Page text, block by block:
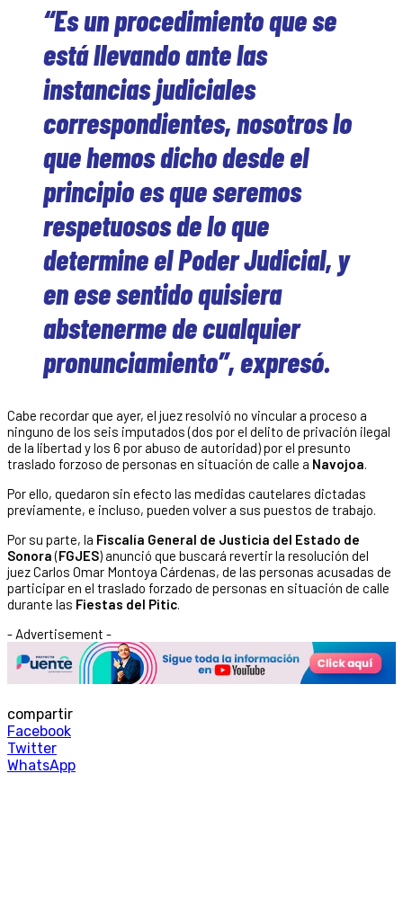
“Es un procedimiento que se
está llevando ante las
instancias judiciales
correspondientes, nosotros lo
que hemos dicho desde el
principio es que seremos
respetuosos de lo que
determine el Poder Judicial, y
en ese sentido quisiera
abstenerme de cualquier
pronunciamiento”, expresó.
Cabe recordar que ayer, el juez resolvió no vincular a proceso a
ninguno de los seis imputados (dos por el delito de privación ilegal
de la libertad y los 6 por abuso de autoridad) por el presunto
traslado forzoso de personas en situación de calle a Navojoa.
Por ello, quedaron sin efecto las medidas cautelares dictadas
previamente, e incluso, pueden volver a sus puestos de trabajo.
Por su parte, la Fiscalía General de Justicia del Estado de
Sonora(FGJES) anunció que buscará revertir la resolución del
juez Carlos Omar Montoya Cárdenas, de las personas acusadas de
participar en el traslado forzado de personas en situación de calle
durante las Fiestas del Pitic.
- Advertisement -
compartir
Facebook
Twitter
WhatsApp